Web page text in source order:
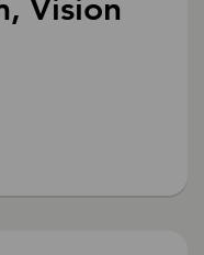
Vision